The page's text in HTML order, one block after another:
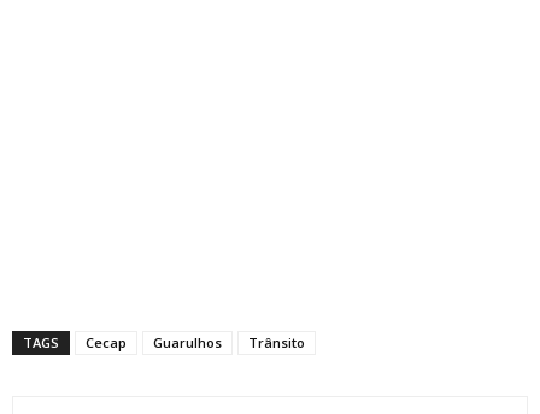
TAGS Cecap Guarulhos Trânsito